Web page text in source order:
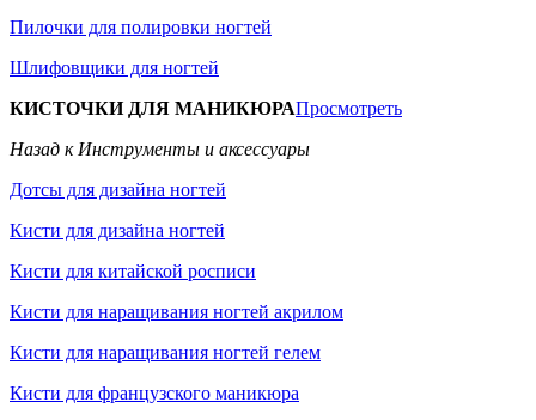
Пилочки для полировки ногтей
Шлифовщики для ногтей
КИСТОЧКИ ДЛЯ МАНИКЮРАПросмотреть
Назад к Инструменты и аксессуары
Дотсы для дизайна ногтей
Кисти для дизайна ногтей
Кисти для китайской росписи
Кисти для наращивания ногтей акрилом
Кисти для наращивания ногтей гелем
Кисти для французского маникюра